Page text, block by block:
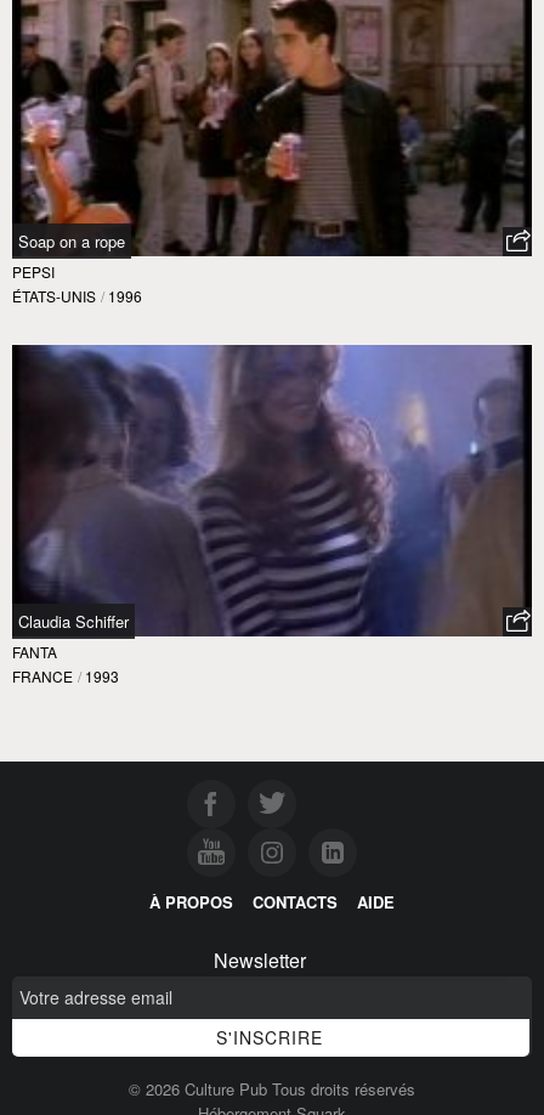
Soap on a rope
PEPSI
ÉTATS-UNIS / 1996
Claudia Schiffer
FANTA
FRANCE / 1993
À PROPOS CONTACTS AIDE
Newsletter
© 2026 Culture Pub Tous droits réservés